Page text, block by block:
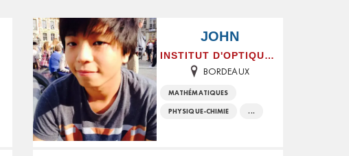
JOHN
INSTITUT D'OPTIQUE GRADUATE SCHOOL
BORDEAUX
MATHÉMATIQUES
PHYSIQUE-CHIMIE ...